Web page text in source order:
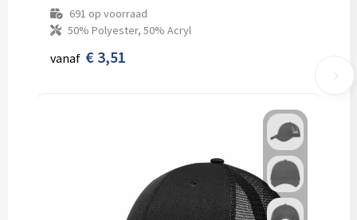
691 op voorraad
50% Polyester, 50% Acryl
vanaf € 3,51